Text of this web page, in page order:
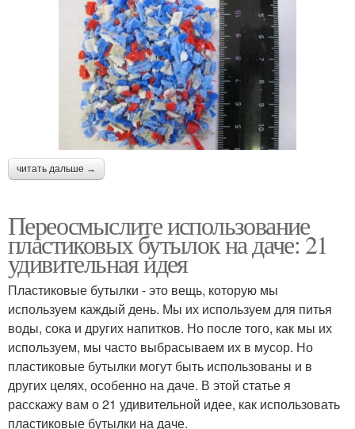
читать дальше →
Переосмыслите использование
пластиковых бутылок на даче: 21
удивительная идея
Пластиковые бутылки - это вещь, которую мы
используем каждый день. Мы их используем для питья
воды, сока и других напитков. Но после того, как мы их
используем, мы часто выбрасываем их в мусор. Но
пластиковые бутылки могут быть использованы и в
других целях, особенно на даче. В этой статье я
расскажу вам о 21 удивительной идее, как использовать
пластиковые бутылки на даче.